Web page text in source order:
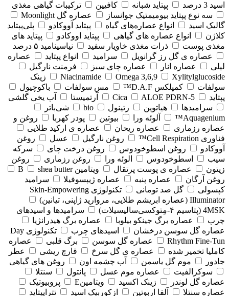
اسید 3 درصد
پپتاید شبانه کافیین
ترکیبات گیاهی مغذی
سه نوع پپتاید بیومیمتیک جوانساز
عصاره گل Moonlight
گالیک اسید
انواع عصاره‌های گیاه پپتاید آووکادو
پلی‌پپتاید
کلاژن
انواع عصاره های گیاهی پپتاید اووکادو
پپتاید های
مغذی پوست
ذرات مغذی خاویار سفید
نیاسینامید ۵ درصد
عصاره ی گل رز گرانویل
سرامید انواع پپتاید
عصاره
لیلی
عصاره انار عصاره چای سبز
فرمنت نارگیل
Niacinamide
Omega 3,6,9 Xylitylglucoside
زینک
سولفات
کمپلکس D.A.F™ مس سولفات
باکوچیول
پپتاید
5-Cica
ALOE PDRN آرتمیستا
آب یخی گلشی
سرامیدها
هیاتوین رتینول bio
شی‌باتر
Aquagenium™
آلوئه ورا بیوتین پودر کهربا
روغن و
عصاره رزماری
عصاره ریحان
عصاره ی ارکید طلایی
فناوری Cell Respiration™
روغن نارگیل عسل
روغن
آووکادو
روغن اسطوخودوس روغن درخت چای
سرکه
سیب
اسطوخودوس الوئه ورا روغن رزماری
روغن
زیتون
عصاره ی پوست پرتقال ویتامین Bshea butter
روغن آرگان
عصاره پنبه عصاره ژیپسوفیلا
سرامید
کپسولی
گل صد تومانی
تکنولوژی Skin-Empowering
Illuminator (عصاره ابریشم طلایی، مروارید ژاپنی، تیانین)
4MSK (پتاسیم ۴‑مِتوکسی‌سالیسیلات)
سرامیدها و اسیدهای
چرب
عصاره برگ جینکو بیلوبا
عصاره برگ هیدرانژیا
عصاره گل سوسن درخشان
اسیدهای چرب
تکنولوژی Day
Rhythm Fine‑Tun
عصاره گل سوسن برگ قلبی
عصاره
کاملیا تخمیر شده
عصاره ی گل سرخ قارچ ریشی
عطر
جادور
موم گل یاسمن آب چشمه اون
روغن های گیاهی
سوکرالفیت
عصاره موم عسل پانتول
سنتلا
عصاره گل لوندر
زینک اکسید ویتامینE
پروبیوتیک
عصاره سنتلا
آلفا اربوتین ازکوربیک اسید تتراپپتاید